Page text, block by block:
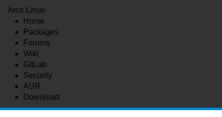
Arch Linux
Home
Packages
Forums
Wiki
GitLab
Security
AUR
Download